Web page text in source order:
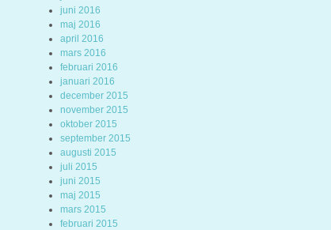
juni 2016
maj 2016
april 2016
mars 2016
februari 2016
januari 2016
december 2015
november 2015
oktober 2015
september 2015
augusti 2015
juli 2015
juni 2015
maj 2015
mars 2015
februari 2015